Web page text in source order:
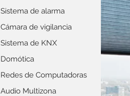
Sistema de alarma
Cámara de vigilancia
Sistema de KNX
Domótica
Redes de Computadoras
Audio Multizona